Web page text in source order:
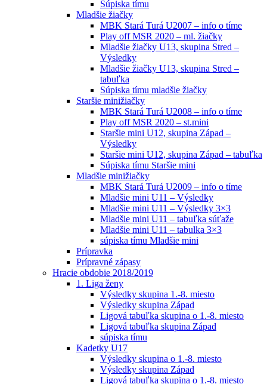
Súpiska tímu
Mladšie žiačky
MBK Stará Turá U2007 – info o tíme
Play off MSR 2020 – ml. žiačky
Mladšie žiačky U13, skupina Stred –
Výsledky
Mladšie žiačky U13, skupina Stred –
tabuľka
Súpiska tímu mladšie žiačky
Staršie minižiačky
MBK Stará Turá U2008 – info o tíme
Play off MSR 2020 – st.mini
Staršie mini U12, skupina Západ –
Výsledky
Staršie mini U12, skupina Západ – tabuľka
Súpiska tímu Staršie mini
Mladšie minižiačky
MBK Stará Turá U2009 – info o tíme
Mladšie mini U11 – Výsledky
Mladšie mini U11 – Výsledky 3×3
Mladšie mini U11 – tabuľka súťaže
Mladšie mini U11 – tabulka 3×3
súpiska tímu Mladšie mini
Prípravka
Prípravné zápasy
Hracie obdobie 2018/2019
1. Liga ženy
Výsledky skupina 1.-8. miesto
Výsledky skupina Západ
Ligová tabuľka skupina o 1.-8. miesto
Ligová tabuľka skupina Západ
súpiska tímu
Kadetky U17
Výsledky skupina o 1.-8. miesto
Výsledky skupina Západ
Ligová tabuľka skupina o 1.-8. miesto